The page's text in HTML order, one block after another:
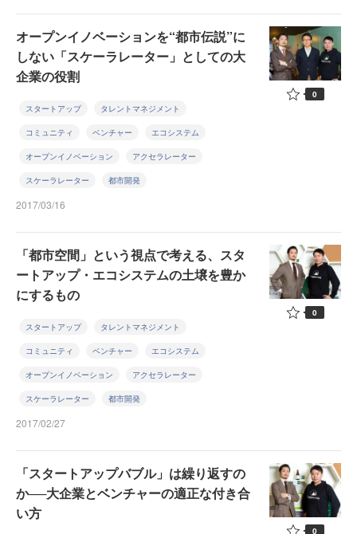
オープンイノベーションを“都市伝説”に
しない「スケーラレーター」としての大
企業の役割
スタートアップ タレントマネジメント
コミュニティ ベンチャー エコシステム
オープンイノベーション アクセラレーター
スケーラレーター 都市開発
2017/03/16
0
「都市空間」という視点で考える、スタ
ートアップ・エコシステムの土壌を豊か
にするもの
スタートアップ タレントマネジメント
コミュニティ ベンチャー エコシステム
オープンイノベーション アクセラレーター
スケーラレーター 都市開発
2017/02/27
0
「スタートアップバブル」は繰り返すの
か──大企業とベンチャーの適正な付き合
い方
0